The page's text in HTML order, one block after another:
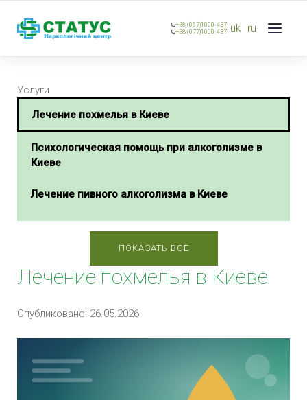
+38 (067)1000-437
+38 (077)1000-437 uk ru
Услуги
Лечение похмелья в Киеве
Психологическая помощь при алкоголизме в
Киеве
Лечение пивного алкоголизма в Киеве
Амбулаторное лечение алкоголизма в Киеве
Реабилитация от алкоголизма в Киеве
ПОКАЗАТЬ ВСЕ
Лечение похмелья в Киеве
Опубликовано: 26.05.2026